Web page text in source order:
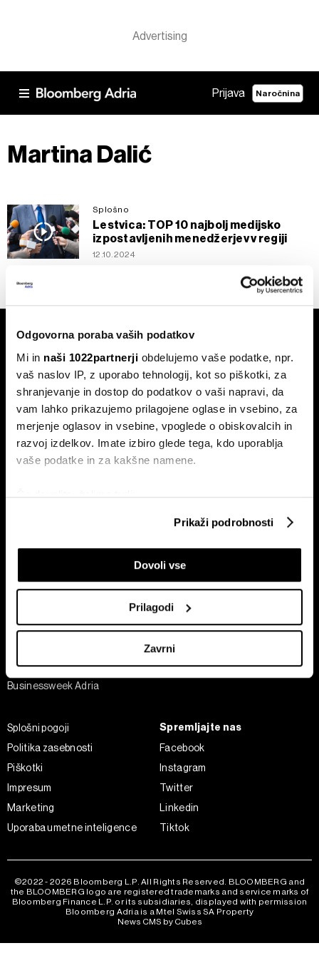
Odgovorna poraba vaših podatkov
Mi in naši 1022partnerji obdelujemo vaše podatke, npr.
vaš naslov IP, z uporabo tehnologij, kot so piškotki, za
shranjevanje in dostop do podatkov o vaši napravi, da
vam lahko prikazujemo prilagojene oglase in vsebino, za
merjenje oglasov in vsebine, vpoglede o obiskovalcih in
razvoj izdelkov. Imate izbiro glede tega, kdo uporablja
vaše podatke in za kakšne namene.
Če dovolite, želimo tudi:
Zbirati informacije o vaši geografski lokaciji, ki so
Identificirati napravo z aktivnim preverjanjem
lastnosti (odčitavanje prstnih odtisov)
Poglejte si še, kako se obdelujejo vaši osebni podatki in
nastavite svoje preference v
razdelku o podrobnostih
iz Izjave o piškotkih.
Skupni upravljavci obdelave so HD-WIN ARENA SPORT
d.o.o. inPartnerji
zasebnosti
, o piškotkih in drugih podobnih tehnologijah
kliknete možnost »Prikaži podrobnosti«. Privolitev lahko
kadar koli prekličete brez kakršnih koli posledic.
Prikaži podrobnosti
Dovoli vse
Prilagodi
Zavrni
Prijava Naročnina
Martina Dalić
Splošno
Lestvica: TOP 10 najbolj medijsko
izpostavljenih menedžerjev v regiji
12.10.2024
Naročite se na e-
pismo
Finančni trgi
Tehnologija
Šport
Adria Insight
Businessweek Adria
Bloomberg Adria dogodki
Splošni pogoji
Politika zasebnosti
Piškotki
Impresum
Marketing
Uporaba umetne inteligence
Spremljajte nas
Facebook
Instagram
Twitter
Linkedin
Tiktok
©2022 - 2026 Bloomberg L.P. All Rights Reserved. BLOOMBERG and
the BLOOMBERG logo are registered trademarks and service marks of
Bloomberg Finance L.P. or its subsidiaries, displayed with permission
Bloomberg Adria is a Mtel Swiss SA Property
News CMS by Cubes